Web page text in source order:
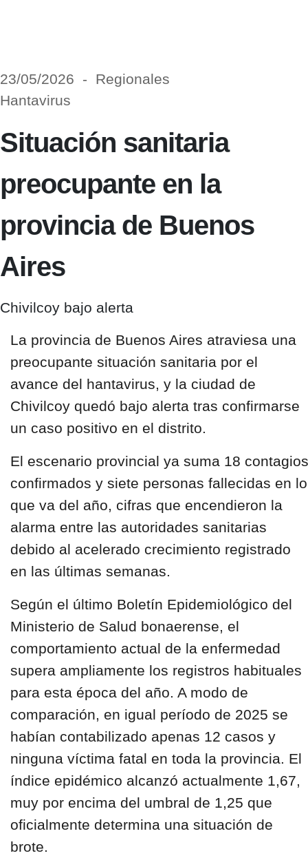
23/05/2026 - Regionales
Hantavirus
Situación sanitaria
preocupante en la
provincia de Buenos
Aires
Chivilcoy bajo alerta
La provincia de Buenos Aires atraviesa una
preocupante situación sanitaria por el
avance del hantavirus, y la ciudad de
Chivilcoy quedó bajo alerta tras confirmarse
un caso positivo en el distrito.
El escenario provincial ya suma 18 contagios
confirmados y siete personas fallecidas en lo
que va del año, cifras que encendieron la
alarma entre las autoridades sanitarias
debido al acelerado crecimiento registrado
en las últimas semanas.
Según el último Boletín Epidemiológico del
Ministerio de Salud bonaerense, el
comportamiento actual de la enfermedad
supera ampliamente los registros habituales
para esta época del año. A modo de
comparación, en igual período de 2025 se
habían contabilizado apenas 12 casos y
ninguna víctima fatal en toda la provincia. El
índice epidémico alcanzó actualmente 1,67,
muy por encima del umbral de 1,25 que
oficialmente determina una situación de
brote.